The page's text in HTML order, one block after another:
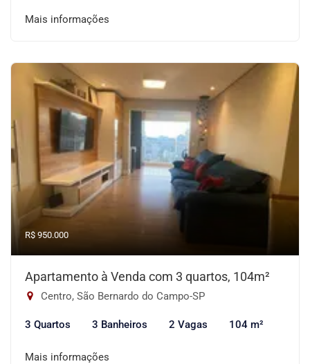
Mais informações
R$ 950.000
Apartamento à Venda com 3 quartos, 104m²
Centro, São Bernardo do Campo-SP
3 Quartos 3 Banheiros 2 Vagas 104 m²
Mais informações